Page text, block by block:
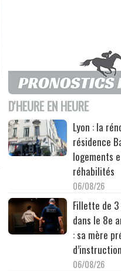
D'HEURE EN HEURE
Lyon : la
résidence
logements
réhabilités
06/08/26
Fillette de
dans le 8e
: sa mère
d’instruction
06/08/26